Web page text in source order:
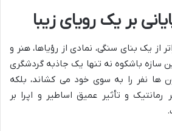
بر یک رویای زیبا
از یک بنای سنگی، نمادی از رؤیاها، هنر و
سازه باشکوه نه تنها یک جاذبه گردشگری
ها نفر را به سوی خود می کشاند، بلکه
و تأثیر عمیق اساطیر و اپرا بر